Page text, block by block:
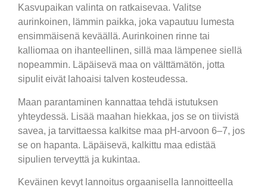
Kasvupaikan valinta on ratkaisevaa. Valitse
aurinkoinen, lämmin paikka, joka vapautuu lumesta
ensimmäisenä keväällä. Aurinkoinen rinne tai
kalliomaa on ihanteellinen, sillä maa lämpenee siellä
nopeammin. Läpäisevä maa on välttämätön, jotta
sipulit eivät lahoaisi talven kosteudessa.
Maan parantaminen kannattaa tehdä istutuksen
yhteydessä. Lisää maahan hiekkaa, jos se on tiivistä
savea, ja tarvittaessa kalkitse maa pH-arvoon 6–7, jos
se on hapanta. Läpäisevä, kalkittu maa edistää
sipulien terveyttä ja kukintaa.
Keväinen kevyt lannoitus orgaanisella lannoitteella